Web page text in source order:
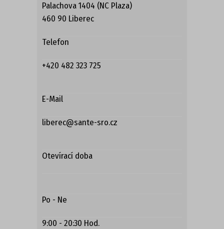
Palachova 1404 (NC Plaza)
460 90 Liberec
Telefon
+420 482 323 725
E-Mail
liberec@sante-sro.cz
Otevírací doba
Po - Ne
9:00 - 20:30 Hod.